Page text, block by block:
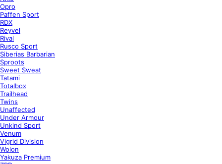
Opro
Paffen Sport
RDX
Reyvel
Rival
Rusco Sport
Siberias Barbarian
Sproots
Sweet Sweat
Tatami
Totalbox
Trailhead
Twins
Unaffected
Under Armour
Unkind Sport
Venum
Vigrid Division
Wolon
Yakuza Premium